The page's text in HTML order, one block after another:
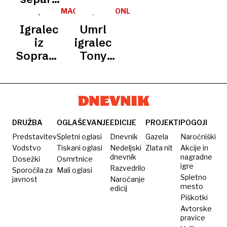
večen
iz
Sopranovih
MAGAZIN
Igralec
iz
Sopranovih
prepoveduje
serij
ONLINE
Umrl
igralec
Tony
znan po
vlogi v
Sopranovih
DRUŽBA
Predstavitev
Vodstvo
Dosežki
Sporočila za
javnost
OGLAŠEVANJE
Spletni oglasi
Tiskani oglasi
Osmrtnice
Mali oglasi
EDICIJE
Dnevnik
Nedeljski
dnevnik
Razvedrilo
Naročanje
edicij
PROJEKTI
Gazela
Zlata nit
POGOJI
Naročniški
Akcije in
nagradne
igre
Spletno
mesto
Piškotki
Avtorske
pravice